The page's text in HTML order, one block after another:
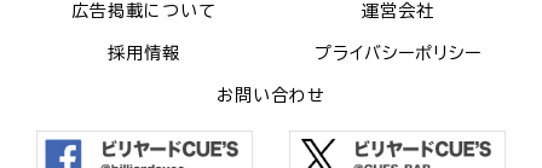
広告掲載について 運営会社
採用情報 プライバシーポリシー
お問い合わせ